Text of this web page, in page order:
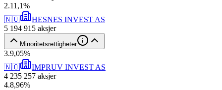
2.11,1%
🇳🇴
HESNES INVEST AS
5 194 915 aksjer
Minoritetsrettigheter
3.9,05%
🇳🇴
IMPRUV INVEST AS
4 235 257 aksjer
4.8,96%